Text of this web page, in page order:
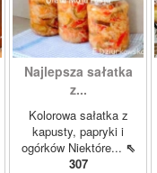
Najlepsza sałatka
z...
Kolorowa sałatka z
kapusty, papryki i
ogórków Niektóre... ⇖
307